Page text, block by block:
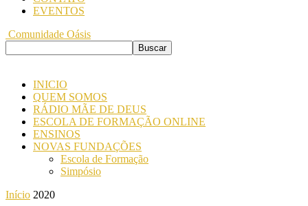
EVENTOS
Comunidade Oásis
INICIO
QUEM SOMOS
RÁDIO MÃE DE DEUS
ESCOLA DE FORMAÇÃO ONLINE
ENSINOS
NOVAS FUNDAÇÕES
Escola de Formação
Simpósio
Início 2020